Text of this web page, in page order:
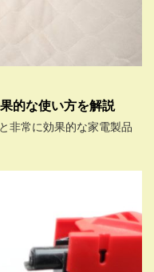
的な使い方を解説
非常に効果的な家電製品